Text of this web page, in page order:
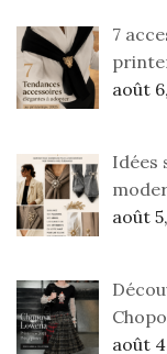
7
août
Idées
août
août